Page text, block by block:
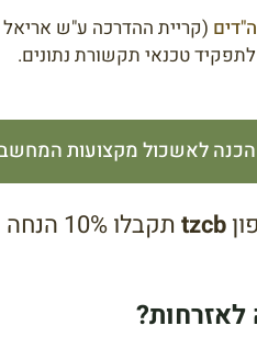
טכנאי תקשורת נתונים.
הכנה לאשכול מקצועות
tzcbתקבלו 10% הנחה על הקורס!